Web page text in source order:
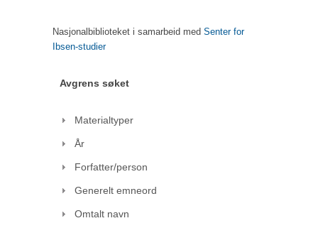
Nasjonalbiblioteket i samarbeid med Senter for
Ibsen-studier
Avgrens søket
Materialtyper
År
Forfatter/person
Generelt emneord
Omtalt navn